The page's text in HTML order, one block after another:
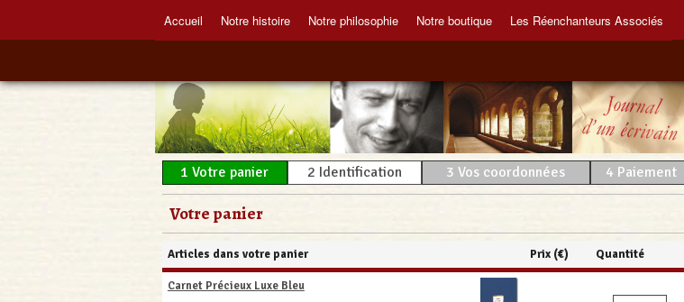
Accueil Notre histoire Notre philosophie Notre boutique Les Réenchanteurs Associés
1 Votre panier 2 Identification 3 Vos coordonnées 4 Paiement
Votre panier
Articles dans votre panier Prix (€) Quantité
Carnet Précieux Luxe Bleu